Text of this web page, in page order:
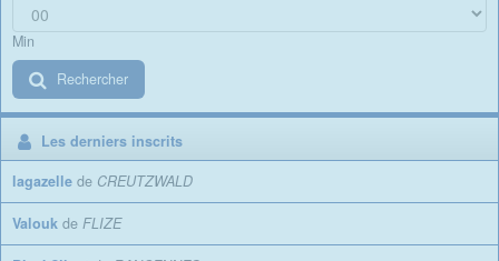
Min
Rechercher
Les derniers inscrits
lagazelle de CREUTZWALD
Valouk de FLIZE